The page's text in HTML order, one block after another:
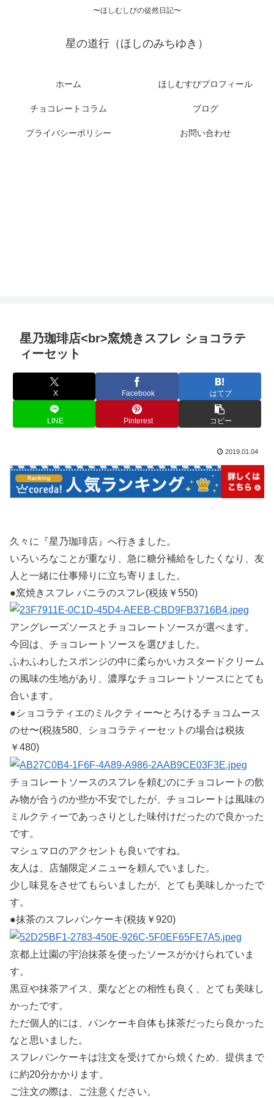
〜ほしむしびの徒然日記〜
星の道行（ほしのみちゆき）
ホーム ほしむすびプロフィール
チョコレートコラム ブログ
プライバシーポリシー お問い合わせ
星乃珈琲店<br>窯焼きスフレ ショコラテ
ィーセット
X Facebook はてブ
LINE Pinterest コピー
2019.01.04
久々に『星乃珈琲店』へ行きました。
いろいろなことが重なり、急に糖分補給をしたくなり、友
人と一緒に仕事帰りに立ち寄りました。
●窯焼きスフレ バニラのスフレ(税抜￥550)
アングレーズソースとチョコレートソースが選べます。
今回は、チョコレートソースを選びました。
ふわふわしたスポンジの中に柔らかいカスタードクリーム
の風味の生地があり、濃厚なチョコレートソースにとても
合います。
●ショコラティエのミルクティー〜とろけるチョコムース
のせ〜(税抜580、ショコラティーセットの場合は税抜
￥480)
チョコレートソースのスフレを頼むのにチョコレートの飲
み物が合うのか些か不安でしたが、チョコレートは風味の
ミルクティーであっさりとした味付けだったので良かった
です。
マシュマロのアクセントも良いですね。
友人は、店舗限定メニューを頼んでいました。
少し味見をさせてもらいましたが、とても美味しかったで
す。
●抹茶のスフレパンケーキ(税抜￥920)
京都上辻園の宇治抹茶を使ったソースがかけられていま
す。
黒豆や抹茶アイス、栗などとの相性も良く、とても美味し
かったです。
ただ個人的には、パンケーキ自体も抹茶だったら良かった
なと思いました。
スフレパンケーキは注文を受けてから焼くため、提供まで
に約20分かかります。
ご注文の際は、ご注意ください。